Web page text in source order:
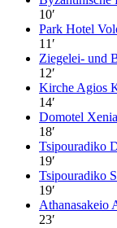
10′
Park Hotel
11′
Ziegelei- und
12′
Kirche Agios
14′
Domotel
18′
Tsipouradiko
19′
Tsipouradiko
19′
Athanasakeio
23′